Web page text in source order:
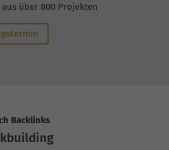
über 800 Projekten
Backlinks